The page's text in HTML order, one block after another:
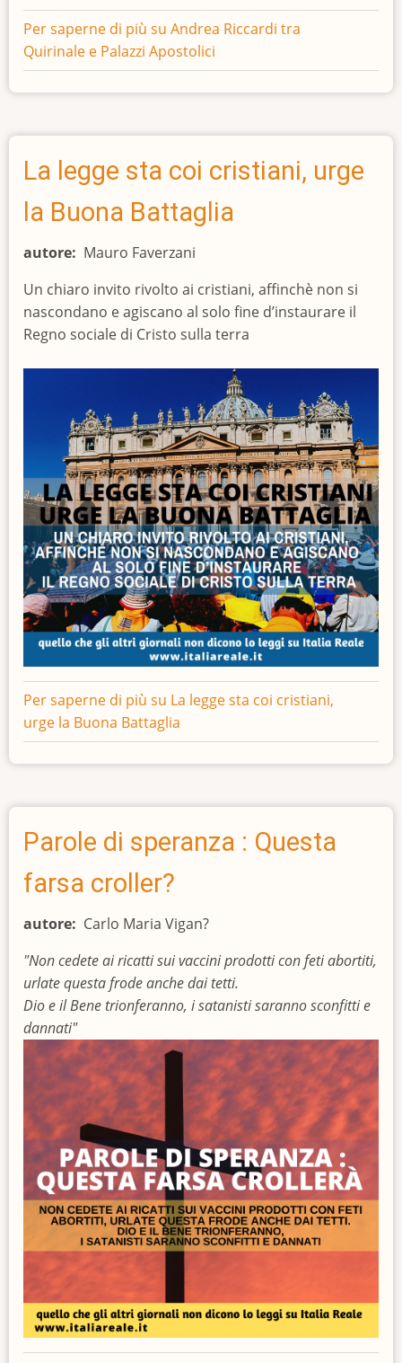
Per saperne di più su Andrea Riccardi tra
Quirinale e Palazzi Apostolici
La legge sta coi cristiani, urge
la Buona Battaglia
autore
Mauro Faverzani
Un chiaro invito rivolto ai cristiani, affinchè non si
nascondano e agiscano al solo fine d’instaurare il
Regno sociale di Cristo sulla terra
Per saperne di più su La legge sta coi cristiani,
urge la Buona Battaglia
Parole di speranza : Questa
farsa croller?
autore
Carlo Maria Vigan?
"Non cedete ai ricatti sui vaccini prodotti con feti abortiti,
urlate questa frode anche dai tetti.
Dio e il Bene trionferanno, i satanisti saranno sconfitti e
dannati"